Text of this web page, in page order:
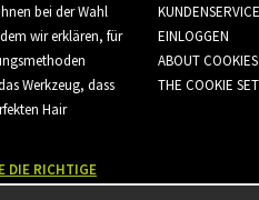
bei der Wahl
wir erklären, für
Werkzeug, dass
Hair
DIE RICHTIGE
KUNDENSERVICE
EINLOGGEN
ABOUT COOKIES
THE COOKIE